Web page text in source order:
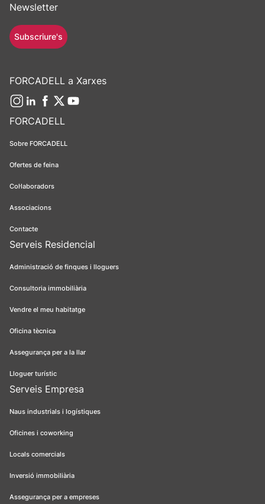
FORCADELL
Sobre FORCADELL
Ofertes de feina
Col·laboradors
Associacions
Contacte
Serveis Residencial
Administració de finques i lloguers
Consultoria immobiliària
Vendre el meu habitatge
Oficina tècnica
Assegurança per a la llar
Lloguer turístic
Serveis Empresa
Naus industrials i logístiques
Oficines i coworking
Locals comercials
Inversió immobiliària
Assegurança per a empreses
Newsletter
Subscriure's
FORCADELL a Xarxes